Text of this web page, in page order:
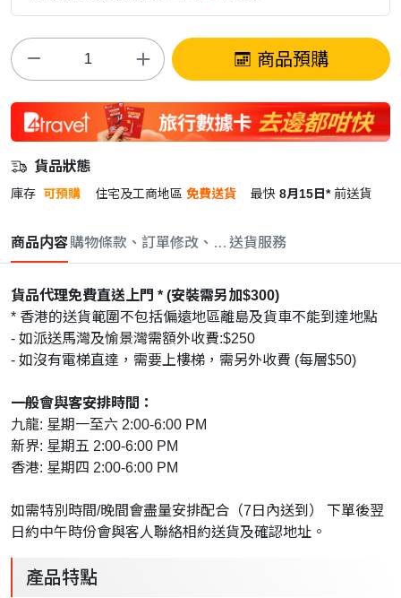
商品預購
貨品狀態
庫存 可預購 住宅及工商地區 免費送貨 最快 8月15日* 前送貨
商品内容購物條款、訂單修改、取消與退款政策
送貨服務
貨品代理免費直送上門 * (安裝需另加$300)
* 香港的送貨範圍不包括偏遠地區離島及貨車不能到達地點
- 如派送馬灣及愉景灣需額外收費:$250
- 如沒有電梯直達，需要上樓梯，需另外收費 (每層$50)
一般會與客安排時間：
九龍: 星期一至六 2:00-6:00 PM
新界: 星期五 2:00-6:00 PM
香港: 星期四 2:00-6:00 PM
如需特別時間/晚間會盡量安排配合（7日內送到） 下單後翌
日約中午時份會與客人聯絡相約送貨及確認地址。
產品特點